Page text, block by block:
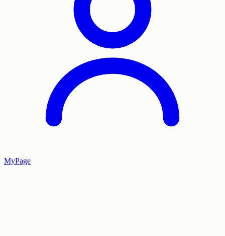
MyPage